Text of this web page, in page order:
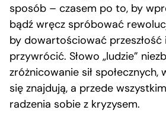
sposób – czasem po to, by
bądź wręcz spróbować
by dowartościować
przywrócić. Słowo „ludzie”
zróżnicowanie sił społecznych,
się znajdują, a przede
radzenia sobie z kryzysem.